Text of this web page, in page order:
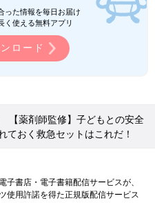
った情報を毎日お届け
く使える無料アプリ
ロード
【薬剤師監修】子どもとの安全
ておく救急セットはこれだ！
子書店・電子書籍配信サービスが、
使用許諾を得た正規版配信サービス